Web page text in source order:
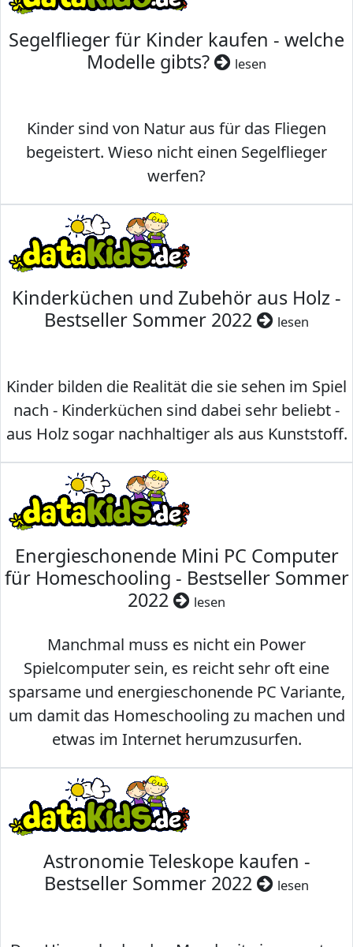
Segelflieger für Kinder kaufen - welche
Modelle gibts?
lesen
Kinder sind von Natur aus für das Fliegen
begeistert. Wieso nicht einen Segelflieger
werfen?
Kinderküchen und Zubehör aus Holz -
Bestseller Sommer 2022
lesen
Kinder bilden die Realität die sie sehen im Spiel
nach - Kinderküchen sind dabei sehr beliebt -
aus Holz sogar nachhaltiger als aus Kunststoff.
Energieschonende Mini PC Computer
für Homeschooling - Bestseller Sommer
2022
lesen
Manchmal muss es nicht ein Power
Spielcomputer sein, es reicht sehr oft eine
sparsame und energieschonende PC Variante,
um damit das Homeschooling zu machen und
etwas im Internet herumzusurfen.
Astronomie Teleskope kaufen -
Bestseller Sommer 2022
lesen